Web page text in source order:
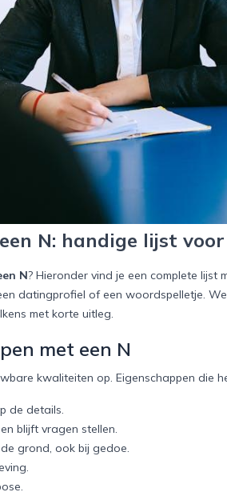
N: handige lijst
N? Hieronder vind je een complete lijst
datingprofiel of een woordspelletje.
met korte uitleg.
met een N
kwaliteiten op. Eigenschappen die
de details.
blijft vragen stellen.
grond, ook bij gedoe.